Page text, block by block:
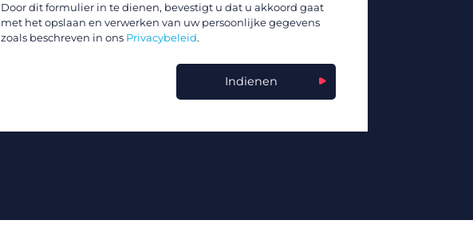
Cisco
Cloud, Infrastructure, & Software Vendors
Containers (Kubernetes, Docker, etc)
IBM
Door dit formulier in te dienen, bevestigt u dat u akkoord gaat
met het opslaan en verwerken van uw persoonlijke gegevens
zoals beschreven in ons Privacybeleid.
Indienen